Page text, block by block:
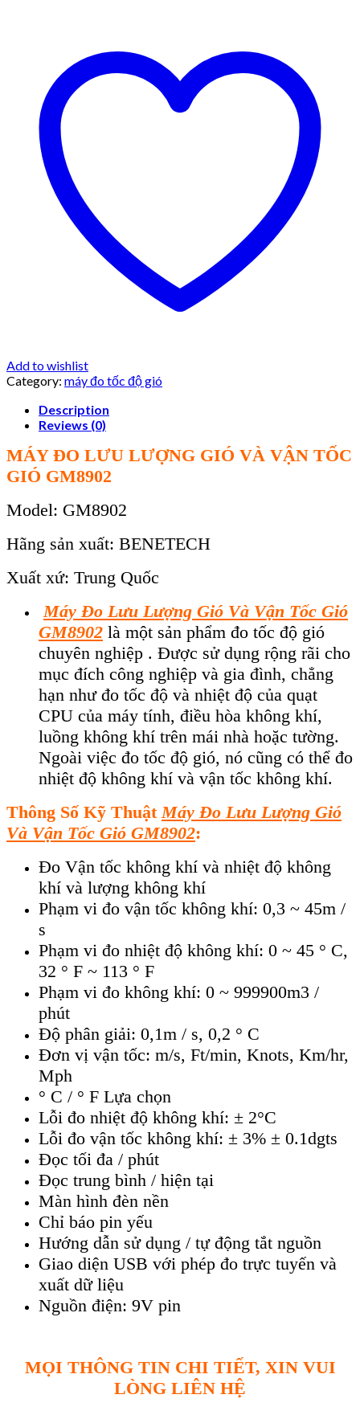
Add to wishlist
Category: máy đo tốc độ gió
Description
Reviews (0)
MÁY ĐO LƯU LƯỢNG GIÓ VÀ VẬN TỐC
GIÓ GM8902
Model: GM8902
Hãng sản xuất: BENETECH
Xuất xứ: Trung Quốc
Máy Đo Lưu Lượng Gió Và Vận Tốc Gió
GM8902 là một sản phẩm đo tốc độ gió
chuyên nghiệp . Được sử dụng rộng rãi cho
mục đích công nghiệp và gia đình, chẳng
hạn như đo tốc độ và nhiệt độ của quạt
CPU của máy tính, điều hòa không khí,
luồng không khí trên mái nhà hoặc tường.
Ngoài việc đo tốc độ gió, nó cũng có thể đo
nhiệt độ không khí và vận tốc không khí.
Thông Số Kỹ ThuậtMáy Đo Lưu Lượng Gió
Và Vận Tốc Gió GM8902:
Đo Vận tốc không khí và nhiệt độ không
khí và lượng không khí
Phạm vi đo vận tốc không khí: 0,3 ~ 45m /
s
Phạm vi đo nhiệt độ không khí: 0 ~ 45 ° C,
32 ° F ~ 113 ° F
Phạm vi đo không khí: 0 ~ 999900m3 /
phút
Độ phân giải: 0,1m / s, 0,2 ° C
Đơn vị vận tốc: m/s, Ft/min, Knots, Km/hr,
Mph
° C / ° F Lựa chọn
Lỗi đo nhiệt độ không khí: ± 2°C
Lỗi đo vận tốc không khí: ± 3% ± 0.1dgts
Đọc tối đa / phút
Đọc trung bình / hiện tại
Màn hình đèn nền
Chỉ báo pin yếu
Hướng dẫn sử dụng / tự động tắt nguồn
Giao diện USB với phép đo trực tuyến và
xuất dữ liệu
Nguồn điện: 9V pin
MỌI THÔNG TIN CHI TIẾT, XIN VUI
LÒNG LIÊN HỆ